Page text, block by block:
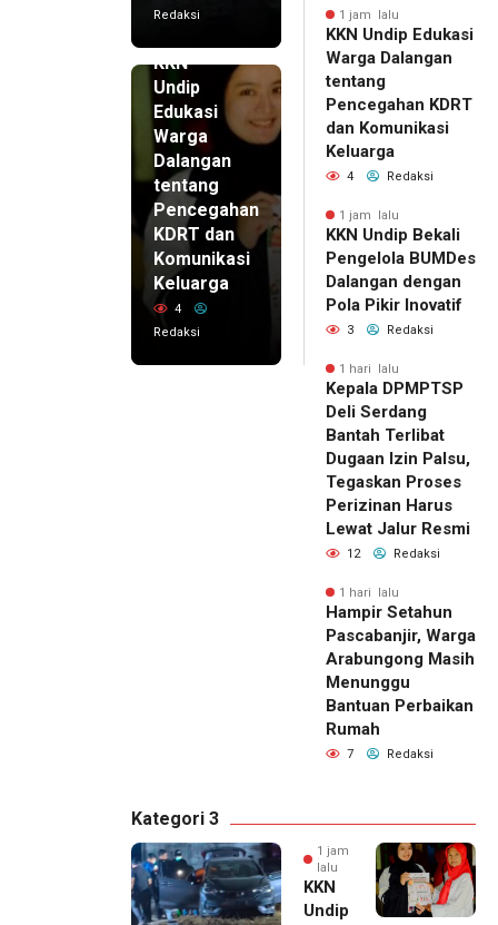
Redaksi
KKN
Undip
Edukasi
Warga
Dalangan
tentang
Pencegahan
KDRT dan
Komunikasi
Keluarga
4
Redaksi
1 jam lalu
KKN Undip Edukasi
Warga Dalangan
tentang
Pencegahan KDRT
dan Komunikasi
Keluarga
4 Redaksi
1 jam lalu
KKN Undip Bekali
Pengelola BUMDes
Dalangan dengan
Pola Pikir Inovatif
3 Redaksi
1 hari lalu
Kepala DPMPTSP
Deli Serdang
Bantah Terlibat
Dugaan Izin Palsu,
Tegaskan Proses
Perizinan Harus
Lewat Jalur Resmi
12 Redaksi
1 hari lalu
Hampir Setahun
Pascabanjir, Warga
Arabungong Masih
Menunggu
Bantuan Perbaikan
Rumah
7 Redaksi
Kategori 3
1 jam
lalu
KKN
Undip